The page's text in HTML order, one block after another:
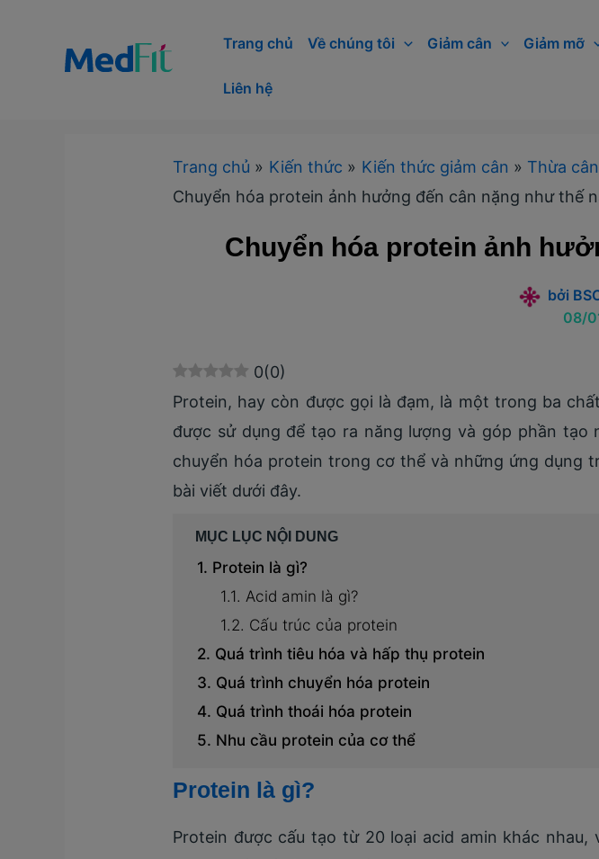
Trang chủ Về chúng tôi Giảm cân Giảm mỡ
Liên hệ
Trang chủ Kiến thức Kiến thức giảm cân
Thừa
Chuyển hóa protein ảnh hưởng đến cân nặng như thế
Chuyển hóa protein ảnh
bởi
08/
0(0)
Protein, hay còn được gọi là đạm, là một trong ba
được sử dụng để tạo ra năng lượng và góp phần
chuyển hóa protein trong cơ thể và những ứng dụng
bài viết dưới đây.
MỤC LỤC NỘI DUNG
Protein là gì?
Acid amin là gì?
Cấu trúc của protein
Quá trình tiêu hóa và hấp thụ protein
Quá trình chuyển hóa protein
Quá trình thoái hóa protein
Nhu cầu protein của cơ thể
Protein là gì?
Protein được cấu tạo từ 20 loại acid amin khác